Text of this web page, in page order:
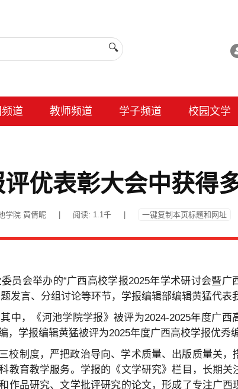
🔍
道 教师频道 学子频道 校园文学
优表彰大会中获得
学院 黄倩昵 | 阅读: 1.1千| 一键复制本页标题和网址
员会举办的“广西高校学报2025年学术研讨会暨广
发言、分组讨论等环节，学报编辑部编辑黄猛代表
中，《河池学院学报》被评为2024-2025年度广西
学报编辑黄猛被评为2025年度广西高校学报优秀编
校制度，严把政治导向、学术质量、出版质量关，
教育教学服务。学报的《文学研究》栏目，长期关
作品研究、文学批评研究的论文，形成了专注广西